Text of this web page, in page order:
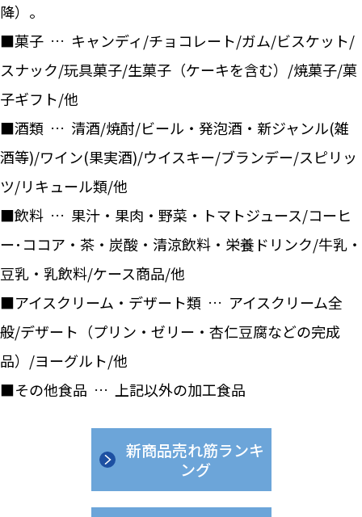
降）。
■菓子 … キャンディ/チョコレート/ガム/ビスケット/
スナック/玩具菓子/生菓子（ケーキを含む）/焼菓子/菓
子ギフト/他
■酒類 … 清酒/焼酎/ビール・発泡酒・新ジャンル(雑
酒等)/ワイン(果実酒)/ウイスキー/ブランデー/スピリッ
ツ/リキュール類/他
■飲料 … 果汁・果肉・野菜・トマトジュース/コーヒ
ー･ココア・茶・炭酸・清涼飲料・栄養ドリンク/牛乳・
豆乳・乳飲料/ケース商品/他
■アイスクリーム・デザート類 … アイスクリーム全
般/デザート（プリン・ゼリー・杏仁豆腐などの完成
品）/ヨーグルト/他
■その他食品 … 上記以外の加工食品
新商品売れ筋ランキ
ング